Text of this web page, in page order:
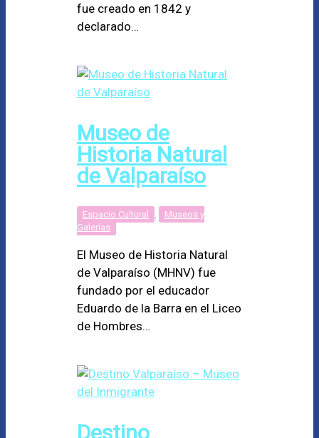
fue creado en 1842 y
declarado…
Museo de
Historia Natural
de Valparaíso
Espacio Cultural
Museos y
Galerías
El Museo de Historia Natural
de Valparaíso (MHNV) fue
fundado por el educador
Eduardo de la Barra en el Liceo
de Hombres…
Destino